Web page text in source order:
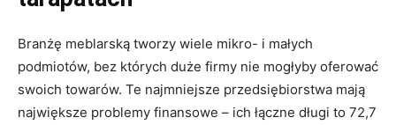
Branżę meblarską tworzy wiele mikro- i małych
podmiotów, bez których duże firmy nie mogłyby oferować
swoich towarów. Te najmniejsze przedsiębiorstwa mają
największe problemy finansowe – ich łączne długi to 72,7